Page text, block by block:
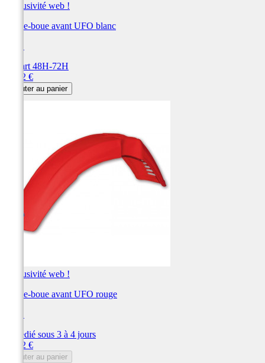
Exclusivité web !
Garde-boue avant UFO blanc
Départ 48H-72H
76,72 €
Ajouter au panier
Exclusivité web !
Garde-boue avant UFO rouge
Expédié sous 3 à 4 jours
76,72 €
Ajouter au panier